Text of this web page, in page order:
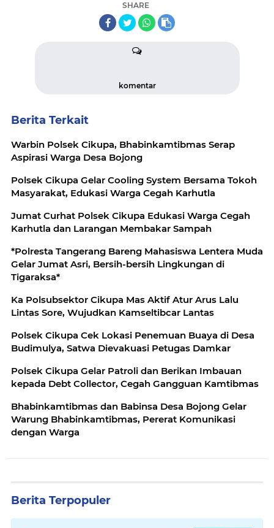
SHARE
komentar
Berita Terkait
Warbin Polsek Cikupa, Bhabinkamtibmas Serap
Aspirasi Warga Desa Bojong
Polsek Cikupa Gelar Cooling System Bersama Tokoh
Masyarakat, Edukasi Warga Cegah Karhutla
Jumat Curhat Polsek Cikupa Edukasi Warga Cegah
Karhutla dan Larangan Membakar Sampah
*Polresta Tangerang Bareng Mahasiswa Lentera Muda
Gelar Jumat Asri, Bersih-bersih Lingkungan di
Tigaraksa*
Ka Polsubsektor Cikupa Mas Aktif Atur Arus Lalu
Lintas Sore, Wujudkan Kamseltibcar Lantas
Polsek Cikupa Cek Lokasi Penemuan Buaya di Desa
Budimulya, Satwa Dievakuasi Petugas Damkar
Polsek Cikupa Gelar Patroli dan Berikan Imbauan
kepada Debt Collector, Cegah Gangguan Kamtibmas
Bhabinkamtibmas dan Babinsa Desa Bojong Gelar
Warung Bhabinkamtibmas, Pererat Komunikasi
dengan Warga
Berita Terpopuler